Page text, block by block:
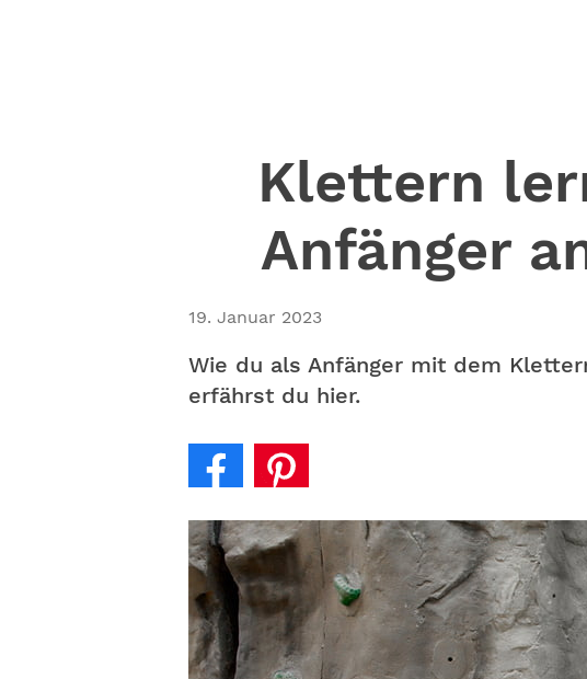
Klettern
Anfänger
19. Januar 2023
Wie du als Anfänger mit dem
erfährst du hier.